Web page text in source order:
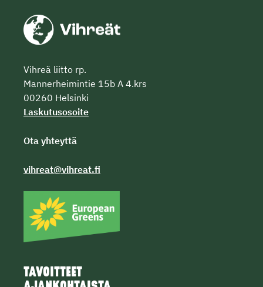
Vihreä liitto rp.
Mannerheimintie 15b A 4.krs
00260 Helsinki
Laskutusosoite
Ota yhteyttä
vihreat@vihreat.fi
TAVOITTEET